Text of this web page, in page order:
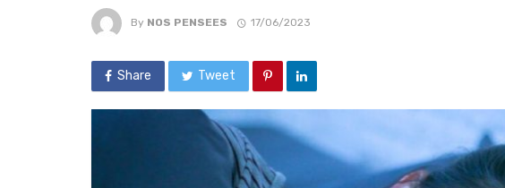
By NOS PENSEES 17/06/2023
Share Tweet